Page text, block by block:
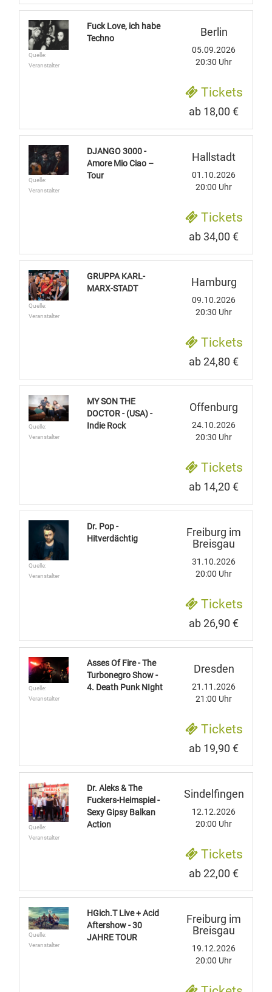
Quelle:
Veranstalter
Fuck Love, ich habe
Techno
Berlin
05.09.2026
20:30 Uhr
Tickets
ab 18,00 €
Quelle:
Veranstalter
DJANGO 3000 -
Amore Mio Ciao –
Tour
Hallstadt
01.10.2026
20:00 Uhr
Tickets
ab 34,00 €
Quelle:
Veranstalter
GRUPPA KARL-
MARX-STADT
Hamburg
09.10.2026
20:30 Uhr
Tickets
ab 24,80 €
Quelle:
Veranstalter
MY SON THE
DOCTOR - (USA) -
Indie Rock
Offenburg
24.10.2026
20:30 Uhr
Tickets
ab 14,20 €
Quelle:
Veranstalter
Dr. Pop -
Hitverdächtig
Freiburg im
Breisgau
31.10.2026
20:00 Uhr
Tickets
ab 26,90 €
Quelle:
Veranstalter
Asses Of Fire - The
Turbonegro Show -
4. Death Punk NIght
Dresden
21.11.2026
21:00 Uhr
Tickets
ab 19,90 €
Quelle:
Veranstalter
Dr. Aleks & The
Fuckers-Heimspiel -
Sexy Gipsy Balkan
Action
Sindelfingen
12.12.2026
20:00 Uhr
Tickets
ab 22,00 €
Quelle:
Veranstalter
HGich.T Live + Acid
Aftershow - 30
JAHRE TOUR
Freiburg im
Breisgau
19.12.2026
20:00 Uhr